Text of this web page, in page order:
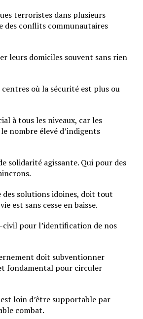
terroristes dans plusieurs
des conflits communautaires
leurs domiciles souvent sans rien
où la sécurité est plus ou
à tous les niveaux, car les
nombre élevé d’indigents
solidarité agissante. Qui pour des
des solutions idoines, doit tout
est sans cesse en baisse.
civil pour l’identification de nos
doit subventionner
fondamental pour circuler
loin d’être supportable par
combat.